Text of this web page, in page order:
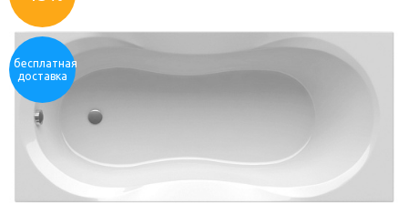
бесплатная
доставка